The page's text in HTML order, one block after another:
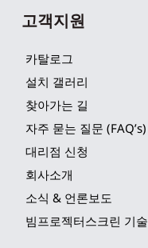
고객지원
카탈로그
설치 갤러리
찾아가는 길
자주 묻는 질문 (FAQ’s)
대리점 신청
회사소개
소식 & 언론보도
빔프로젝터스크린 기술